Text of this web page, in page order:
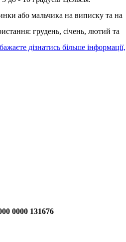
або мальчика на виписку та на
грудень, січень, лютий та
дізнатись більше інформації,
0000 131676